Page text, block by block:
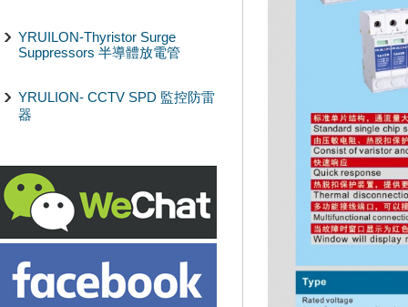
YRUILON-Thyristor Surge
Suppressors 半導體放電管
YRULION- CCTV SPD 監控防雷
器